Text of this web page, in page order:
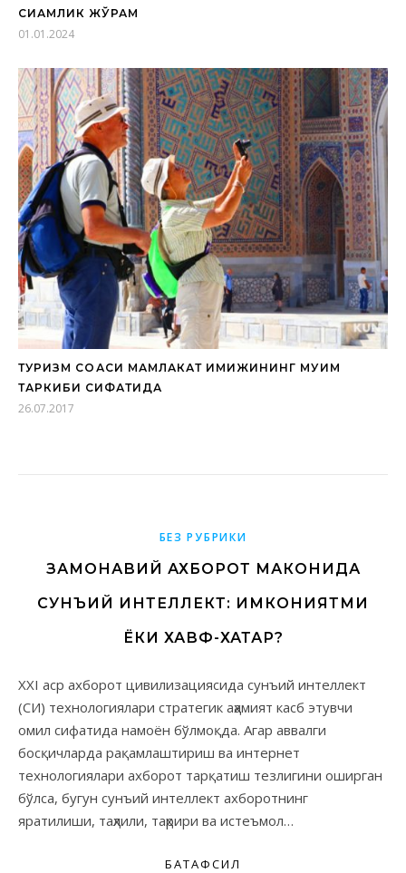
СИАМЛИК ЖЎРАМ
01.01.2024
ТУРИЗМ СОҲАСИ МАМЛАКАТ ИМИЖИНИНГ МУҲИМ
ТАРКИБИ СИФАТИДА
26.07.2017
БЕЗ РУБРИКИ
ЗАМОНАВИЙ АХБОРОТ МАКОНИДА
СУНЪИЙ ИНТЕЛЛЕКТ: ИМКОНИЯТМИ
ЁКИ ХАВФ-ХАТАР?
XXI аср ахборот цивилизациясида сунъий интеллект
(СИ) технологиялари стратегик аҳамият касб этувчи
омил сифатида намоён бўлмоқда. Агар аввалги
босқичларда рақамлаштириш ва интернет
технологиялари ахборот тарқатиш тезлигини оширган
бўлса, бугун сунъий интеллект ахборотнинг
яратилиши, таҳлили, таҳрири ва истеъмол…
БАТАФСИЛ